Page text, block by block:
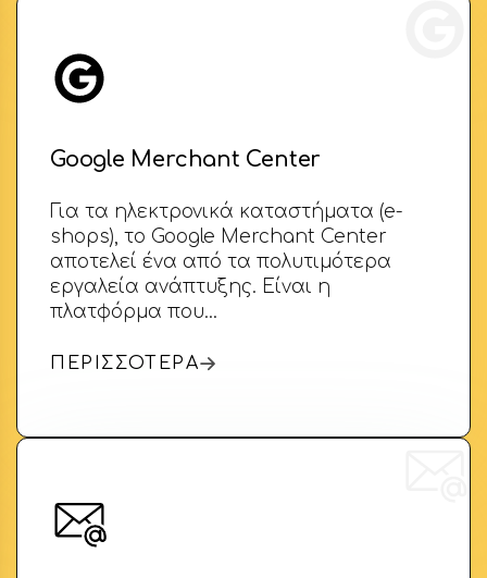
Google Merchant Center
Για τα ηλεκτρονικά καταστήματα (e-
shops), το Google Merchant Center
αποτελεί ένα από τα πολυτιμότερα
εργαλεία ανάπτυξης. Είναι η
πλατφόρμα που…
ΠΕΡΙΣΣΟΤΕΡΑ